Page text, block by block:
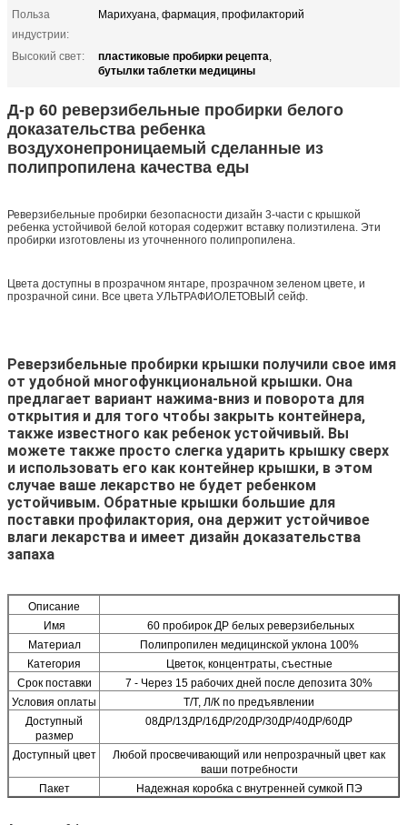
Польза
индустрии:
Марихуана, фармация, профилакторий
Высокий свет: пластиковые пробирки рецепта,
бутылки таблетки медицины
Д-р 60 реверзибельные пробирки белого
доказательства ребенка
воздухонепроницаемый сделанные из
полипропилена качества еды
Реверзибельные пробирки безопасности дизайн 3-части с крышкой
ребенка устойчивой белой которая содержит вставку полиэтилена. Эти
пробирки изготовлены из уточненного полипропилена.
Цвета доступны в прозрачном янтаре, прозрачном зеленом цвете, и
прозрачной сини. Все цвета УЛЬТРАФИОЛЕТОВЫЙ сейф.
Реверзибельные пробирки крышки получили свое имя
от удобной многофункциональной крышки. Она
предлагает вариант нажима-вниз и поворота для
открытия и для того чтобы закрыть контейнера,
также известного как ребенок устойчивый. Вы
можете также просто слегка ударить крышку сверх
и использовать его как контейнер крышки, в этом
случае ваше лекарство не будет ребенком
устойчивым. Обратные крышки большие для
поставки профилактория, она держит устойчивое
влаги лекарства и имеет дизайн доказательства
запаха
Описание
Имя
60 пробирок ДР белых реверзибельных
Материал
Полипропилен медицинской уклона 100%
Категория
Цветок, концентраты, съестные
Срок поставки
7 - Через 15 рабочих дней после депозита 30%
Условия оплаты
Т/Т, Л/К по предъявлении
Доступный
размер
08ДР/13ДР/16ДР/20ДР/30ДР/40ДР/60ДР
Доступный цвет
Любой просвечивающий или непрозрачный цвет как
ваши потребности
Пакет
Надежная коробка с внутренней сумкой ПЭ